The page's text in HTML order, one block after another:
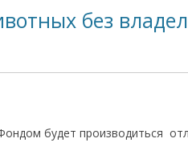
без
будет производиться